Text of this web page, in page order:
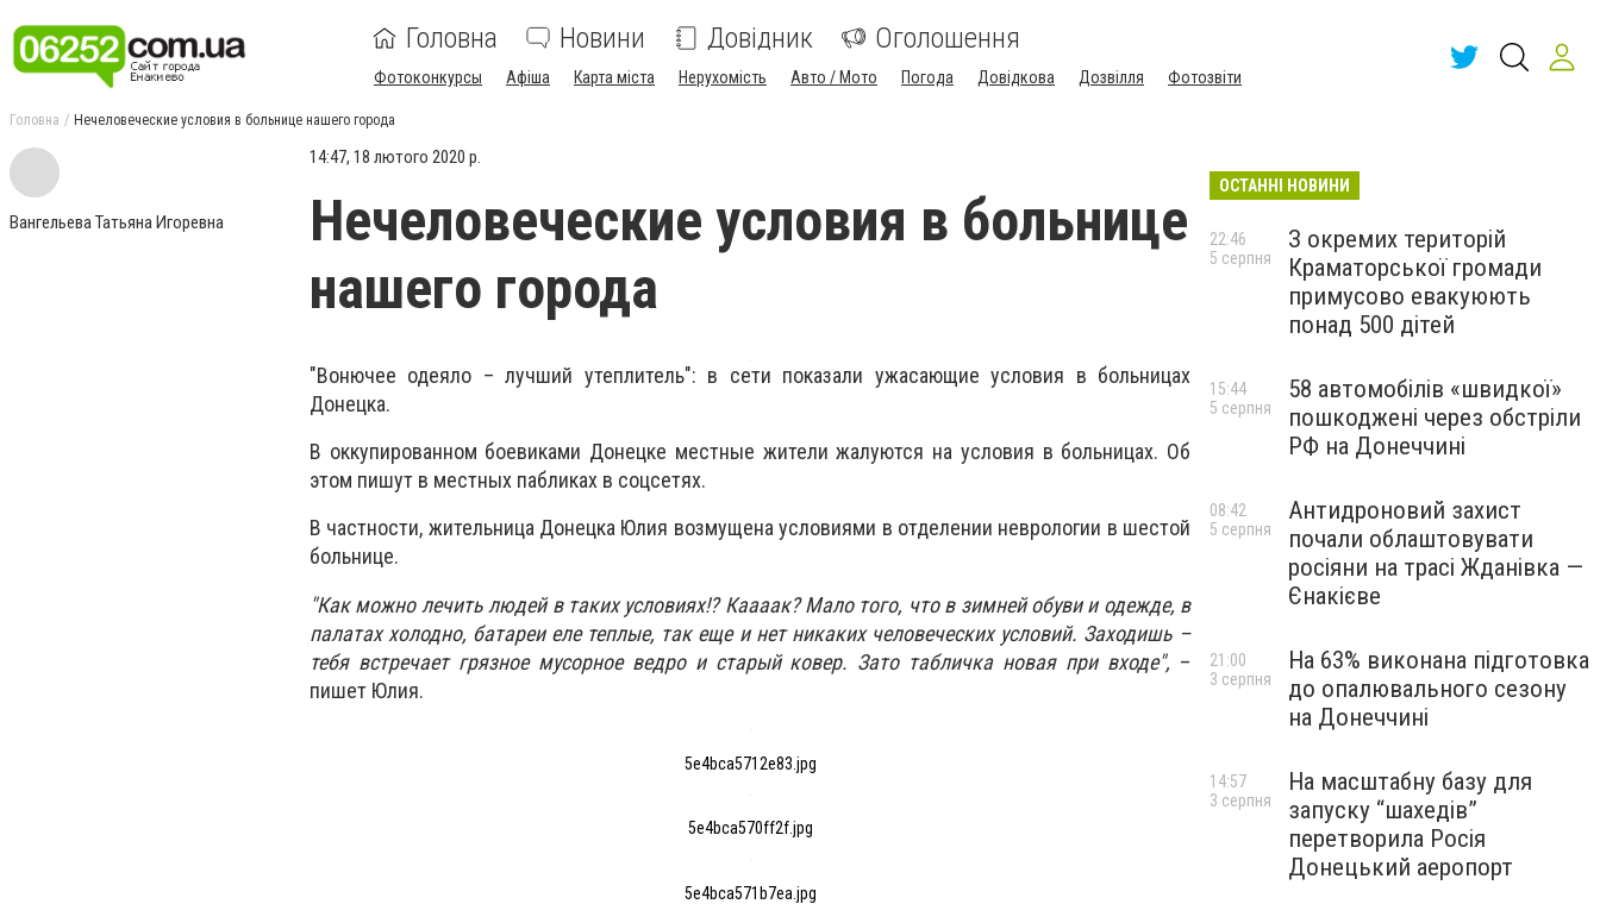
Головна Новини Довідник Оголошення
Фотоконкурсы Афіша Карта міста Нерухомість Авто / Мото Погода Довідкова Дозвілля Фотозвіти
Головна Нечеловеческие условия в больнице нашего города
Вангельева Татьяна Игоревна
14:47, 18 лютого 2020 р.
Нечеловеческие условия в больнице
нашего города
"Вонючее одеяло – лучший утеплитель": в сети показали ужасающие условия в больницах
Донецка.
В оккупированном боевиками Донецке местные жители жалуются на условия в больницах. Об
этом пишут в местных пабликах в соцсетях.
В частности, жительница Донецка Юлия возмущена условиями в отделении неврологии в шестой
больнице.
"Как можно лечить людей в таких условиях!? Каааак? Мало того, что в зимней обуви и одежде, в
палатах холодно, батареи еле теплые, так еще и нет никаких человеческих условий. Заходишь –
тебя встречает грязное мусорное ведро и старый ковер. Зато табличка новая при входе", –
пишет Юлия.
5e4bca5712e83.jpg
5e4bca570ff2f.jpg
5e4bca571b7ea.jpg
ОСТАННІ НОВИНИ
З окремих територій
Краматорської громади
примусово евакуюють
понад 500 дітей
22:46
5 серпня
58 автомобілів «швидкої»
пошкоджені через обстріли
РФ на Донеччині
15:44
5 серпня
Антидроновий захист
почали облаштовувати
росіяни на трасі Жданівка —
Єнакієве
08:42
5 серпня
На 63% виконана підготовка
до опалювального сезону
на Донеччині
21:00
3 серпня
На масштабну базу для
запуску “шахедів”
перетворила Росія
Донецький аеропорт
14:57
3 серпня